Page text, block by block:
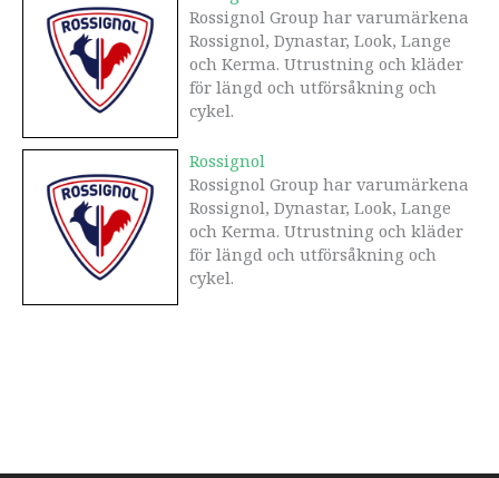
Rossignol Group har varumärkena
Rossignol, Dynastar, Look, Lange
och Kerma. Utrustning och kläder
för längd och utförsåkning och
cykel.
Rossignol
Rossignol Group har varumärkena
Rossignol, Dynastar, Look, Lange
och Kerma. Utrustning och kläder
för längd och utförsåkning och
cykel.